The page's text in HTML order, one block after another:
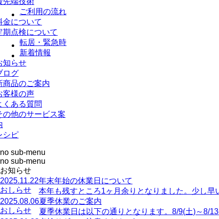
ご利用の流れ
金について
期点検について
転居・緊急時
新着情報
知らせ
ログ
商品のご案内
客様の声
くある質問
の他のサービス案
シピ
no sub-menu
no sub-menu
お知らせ
2025.11.22
おしらせ
年末年始の休業日について
本年も残すところ1ヶ月余りとなりました。少し
2025.08.06
おしらせ
夏季休業のご案内
夏季休業日は以下の通りとなります。8/9(土)～8/